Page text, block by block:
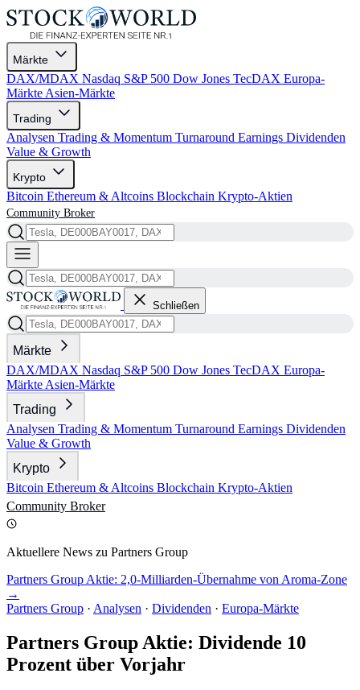
Märkte
DAX/MDAX Nasdaq S&P 500 Dow Jones TecDAX Europa-
Märkte Asien-Märkte
Trading
Analysen Trading & Momentum Turnaround Earnings Dividenden
Value & Growth
Krypto
Bitcoin Ethereum & Altcoins Blockchain Krypto-Aktien
Community Broker
Schließen
Märkte
DAX/MDAX Nasdaq S&P 500 Dow Jones TecDAX Europa-
Märkte Asien-Märkte
Trading
Analysen Trading & Momentum Turnaround Earnings Dividenden
Value & Growth
Krypto
Bitcoin Ethereum & Altcoins Blockchain Krypto-Aktien
Community Broker
Aktuellere News zu Partners Group
Partners Group Aktie: 2,0-Milliarden-Übernahme von Aroma-Zone
→
Partners Group · Analysen · Dividenden · Europa-Märkte
Partners Group Aktie: Dividende 10
Prozent über Vorjahr